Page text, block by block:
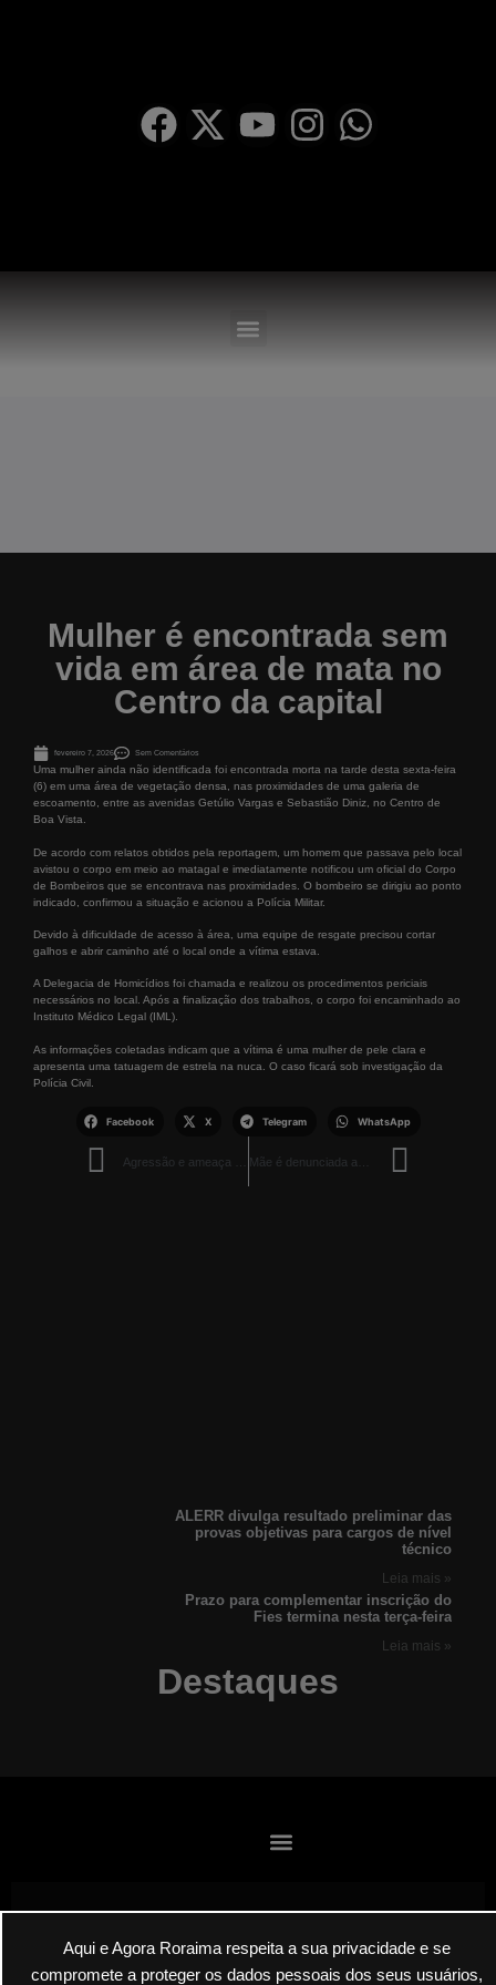
Aqui e Agora Roraima respeita a sua privacidade e se
compromete a proteger os dados pessoais dos seus usuários,
Mulher é encontrada sem
vida em área de mata no
Centro da capital
fevereiro 7, 2026 Sem Comentários
Uma mulher ainda não identificada foi encontrada morta na tarde desta sexta-feira
(6) em uma área de vegetação densa, nas proximidades de uma galeria de
escoamento, entre as avenidas Getúlio Vargas e Sebastião Diniz, no Centro de
Boa Vista.
De acordo com relatos obtidos pela reportagem, um homem que passava pelo local
avistou o corpo em meio ao matagal e imediatamente notificou um oficial do Corpo
de Bombeiros que se encontrava nas proximidades. O bombeiro se dirigiu ao ponto
indicado, confirmou a situação e acionou a Polícia Militar.
Devido à dificuldade de acesso à área, uma equipe de resgate precisou cortar
galhos e abrir caminho até o local onde a vítima estava.
A Delegacia de Homicídios foi chamada e realizou os procedimentos periciais
necessários no local. Após a finalização dos trabalhos, o corpo foi encaminhado ao
Instituto Médico Legal (IML).
As informações coletadas indicam que a vítima é uma mulher de pele clara e
apresenta uma tatuagem de estrela na nuca. O caso ficará sob investigação da
Polícia Civil.
Facebook X Telegram WhatsApp
Destaques
ALERR divulga resultado preliminar das
provas objetivas para cargos de nível
técnico
Leia mais »
Prazo para complementar inscrição do
Fies termina nesta terça-feira
Leia mais »
Envie suas denúncias por E-mail